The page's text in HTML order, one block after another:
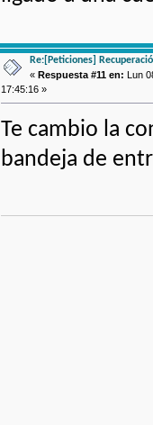
Re:[Peticiones]
«Respuesta #11 en: Lun
17:45:16 »
Te cambio la
bandeja de